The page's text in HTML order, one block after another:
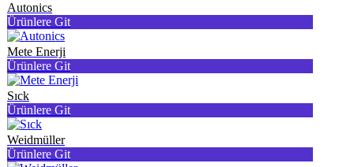
Autonics
Ürünlere Git
Mete Enerji
Ürünlere Git
Sıck
Ürünlere Git
Weidmüller
Ürünlere Git